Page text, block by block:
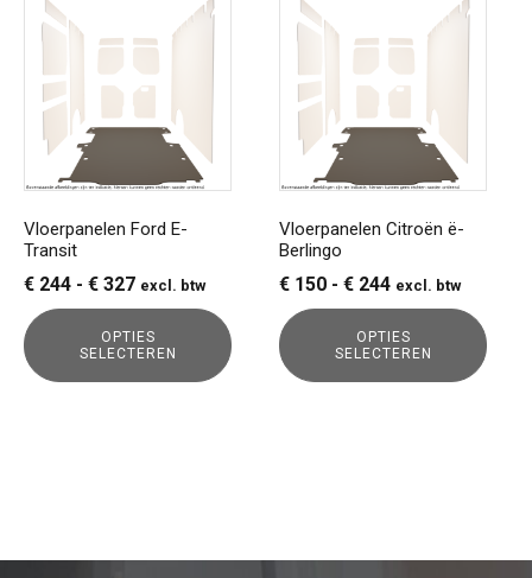
Vloerpanelen Ford E-
Transit
€ 244 - € 327Prijsklasse:
€ 244
tot
excl. btw
OPTIES
SELECTEREN
product
meerdere
variaties.
Deze
kan
gekozen
worden
op
de
productpagina
Vloerpanelen Citroën ë-
Berlingo
€ 150 - € 244Prijsklasse:
€ 150
tot
excl. btw
OPTIES
SELECTEREN
product
meerdere
variaties.
Deze
kan
gekozen
worden
op
de
productpagina